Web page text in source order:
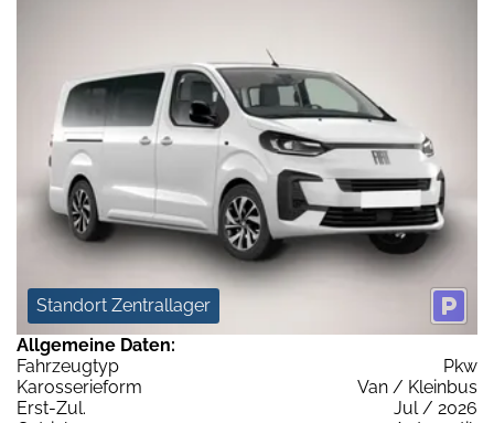
Standort Zentrallager
Allgemeine Daten:
Fahrzeugtyp
Pkw
Karosserieform
Van / Kleinbus
Erst-Zul.
Jul / 2026